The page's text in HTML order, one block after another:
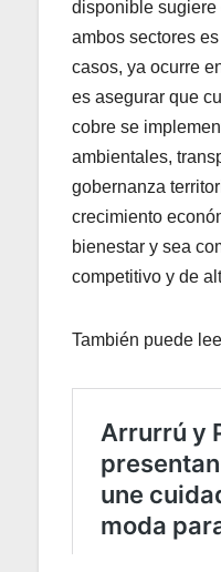
disponible
ambos sectores
casos, ya ocurre
es asegurar que
cobre se
ambientales,
gobernanza
crecimiento
bienestar y sea
competitivo y de
También puede